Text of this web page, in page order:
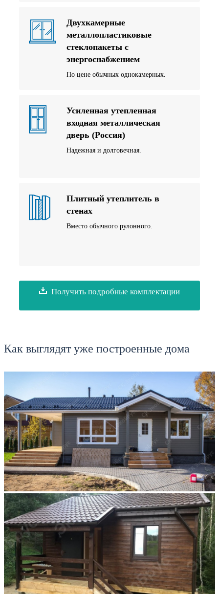
Двухкамерные
металлопластиковые
стеклопакеты с
энергоснабжением
По цене обычных однокамерных.
Усиленная утепленная
входная металлическая
дверь (Россия)
Надежная и долговечная.
Плитный утеплитель в
стенах
Вместо обычного рулонного.
Получить подробные комплектации
Как выглядят уже построенные дома